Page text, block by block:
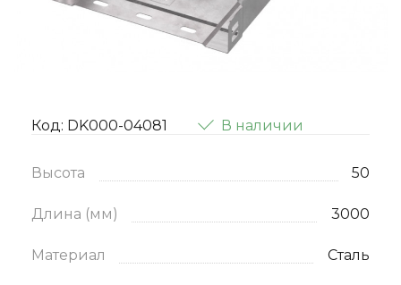
Код: DK000-04081 В наличии
Высота 50
Длина (мм) 3000
Материал Сталь